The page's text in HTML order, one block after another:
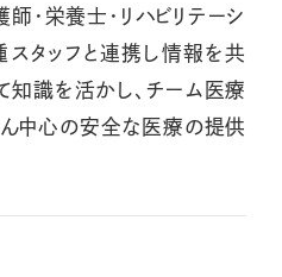
・栄養士・リハビリテーシ
タッフと連携し情報を共
知識を活かし、チーム医療
中心の安全な医療の提供